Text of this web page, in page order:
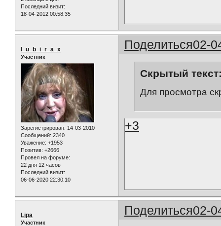
Последний визит:
18-04-2012 00:58:35
Поделиться02-
l_u_b_i_r_a_x
Участник
Зарегистрирован: 14-03-2010
Сообщений: 2340
Уважение: +1953
Позитив: +2666
Провел на форуме:
22 дня 12 часов
Последний визит:
06-06-2020 22:30:10
Скрытый
Для просмотра
+3
Поделиться02-
Lipa
Участник